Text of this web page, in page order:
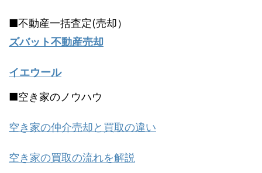
■不動産一括査定(売却）
ズバット不動産売却
イエウール
■空き家のノウハウ
空き家の仲介売却と買取の違い
空き家の買取の流れを解説